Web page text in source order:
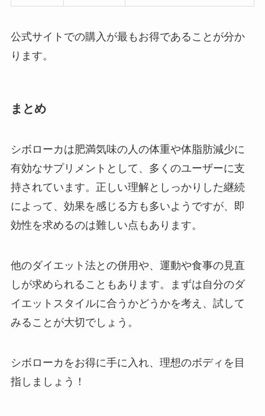
公式サイトでの購入が最もお得であることが分か
ります。
まとめ
シボローカは肥満気味の人の体重や体脂肪減少に
有効なサプリメントとして、多くのユーザーに支
持されています。正しい理解としっかりした継続
によって、効果を感じる方も多いようですが、即
効性を求めるのは難しい点もあります。
他のダイエット法との併用や、運動や食事の見直
しが求められることもあります。まずは自分のダ
イエットスタイルに合うかどうかを考え、試して
みることが大切でしょう。
シボローカをお得に手に入れ、理想のボディを目
指しましょう！